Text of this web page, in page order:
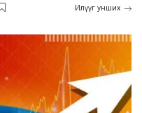
Илүүг унших